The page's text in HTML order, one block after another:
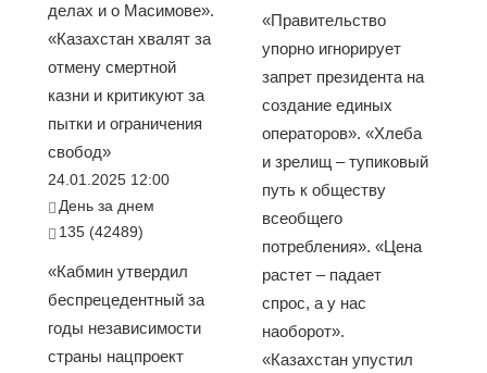
делах и о Масимове».
«Казахстан хвалят за
отмену смертной
казни и критикуют за
пытки и ограничения
свобод»
24.01.2025 12:00
День за днем
135 (42489)
«Кабмин утвердил
беспрецедентный за
годы независимости
страны нацпроект
«Правительство
упорно игнорирует
запрет президента на
создание единых
операторов». «Хлеба
и зрелищ – тупиковый
путь к обществу
всеобщего
потребления». «Цена
растет – падает
спрос, а у нас
наоборот».
«Казахстан упустил